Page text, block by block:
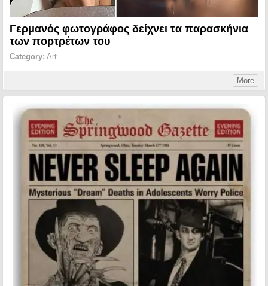
Γερμανός φωτογράφος δείχνει τα παρασκήνια
των πορτρέτων του
Category: Art
More